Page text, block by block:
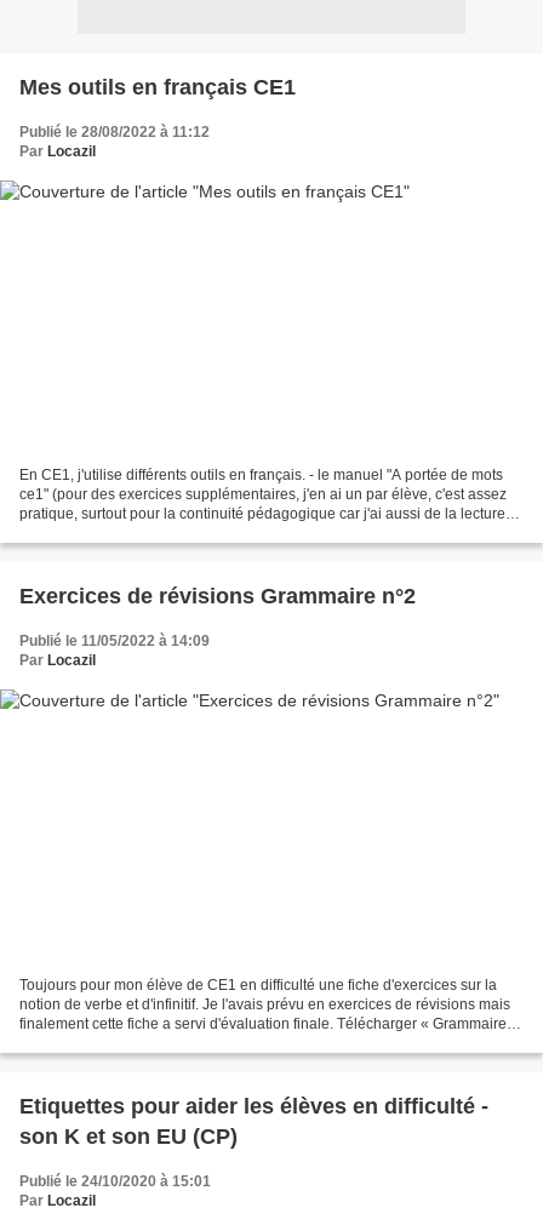
Mes outils en français CE1
Publié le 28/08/2022 à 11:12
Par Locazil
En CE1, j'utilise différents outils en français. - le manuel "A portée de mots
ce1" (pour des exercices supplémentaires, j'en ai un par élève, c'est assez
pratique, surtout pour la continuité pédagogique car j'ai aussi de la lecture
Exercices de révisions Grammaire n°2
Publié le 11/05/2022 à 14:09
Par Locazil
Toujours pour mon élève de CE1 en difficulté une fiche d'exercices sur la
notion de verbe et d'infinitif. Je l'avais prévu en exercices de révisions mais
finalement cette fiche a servi d'évaluation finale. Télécharger « Grammaire
Etiquettes pour aider les élèves en difficulté -
son K et son EU (CP)
Publié le 24/10/2020 à 15:01
Par Locazil